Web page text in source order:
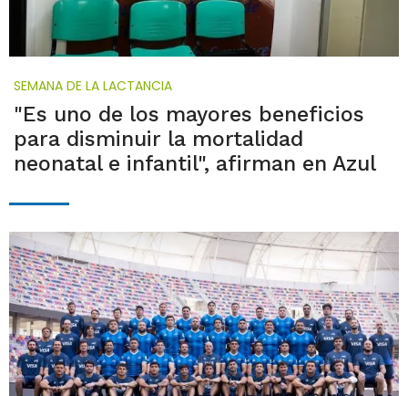
SEMANA DE LA LACTANCIA
"Es uno de los mayores beneficios
para disminuir la mortalidad
neonatal e infantil", afirman en Azul